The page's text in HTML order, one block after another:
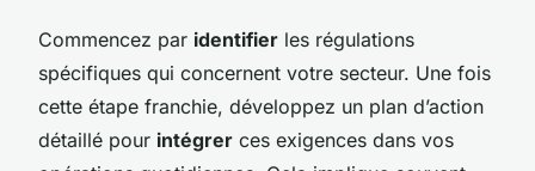
Commencez par identifier les régulations
spécifiques qui concernent votre secteur. Une fois
cette étape franchie, développez un plan d’action
détaillé pour intégrer ces exigences dans vos